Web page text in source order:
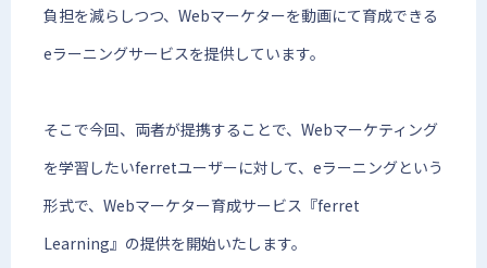
負担を減らしつつ、Webマーケターを動画にて育成できる
eラーニングサービスを提供しています。
そこで今回、両者が提携することで、Webマーケティング
を学習したいferretユーザーに対して、eラーニングという
形式で、Webマーケター育成サービス『ferret
Learning』の提供を開始いたします。